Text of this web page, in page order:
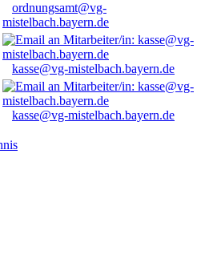
ordnungsamt@vg-
mistelbach.bayern.de
kasse@vg-mistelbach.bayern.de
kasse@vg-mistelbach.bayern.de